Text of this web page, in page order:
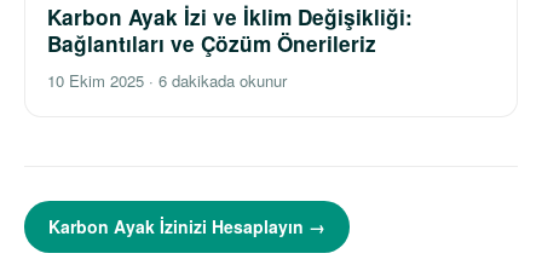
Karbon Ayak İzi ve İklim Değişikliği:
Bağlantıları ve Çözüm Önerileriz
10 Ekim 2025 · 6 dakikada okunur
Karbon Ayak İzinizi Hesaplayın →